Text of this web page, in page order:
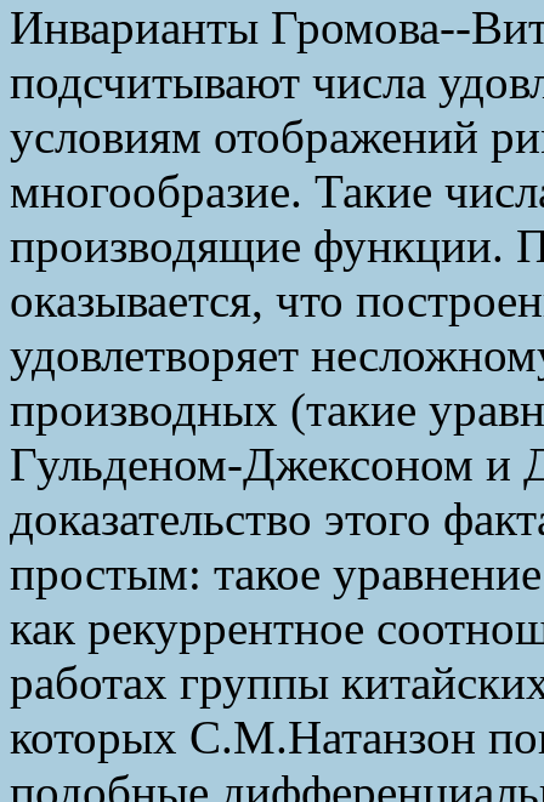
Инварианты Громова--
подсчитывают числа
условиям отображений
многообразие. Такие
производящие функции.
оказывается, что
удовлетворяет
производных (такие
Гульденом-Джексоном и
доказательство этого
простым: такое
как рекуррентное
работах группы
которых С.М.Натанзон